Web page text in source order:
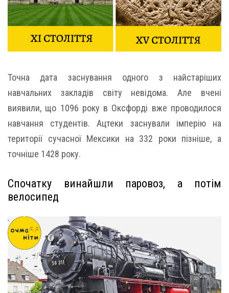
Точна дата заснування одного з найстаріших
навчальних закладів світу невідома. Але вчені
виявили, що 1096 року в Оксфорді вже проводилося
навчання студентів. Ацтеки заснували імперію на
території сучасної Мексики на 332 роки пізніше, а
точніше 1428 року.
Спочатку винайшли паровоз, а потім
велосипед